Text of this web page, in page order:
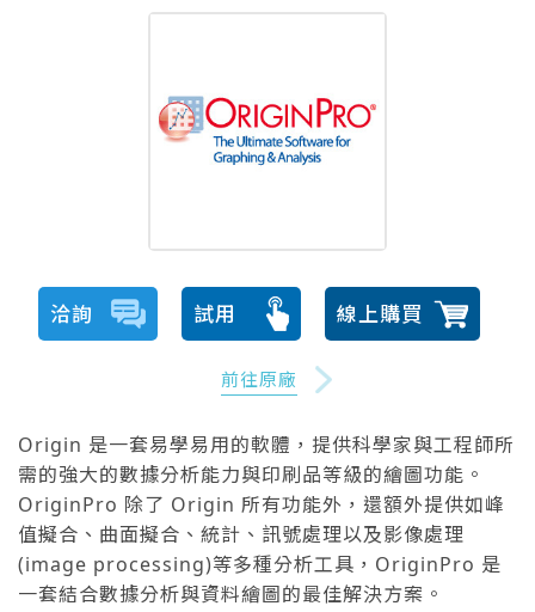
洽詢 試用 線上購買
前往原廠
Origin 是一套易學易用的軟體，提供科學家與工程師所
需的強大的數據分析能力與印刷品等級的繪圖功能。
OriginPro 除了 Origin 所有功能外，還額外提供如峰
值擬合、曲面擬合、統計、訊號處理以及影像處理
(image processing)等多種分析工具，OriginPro 是
一套結合數據分析與資料繪圖的最佳解決方案。